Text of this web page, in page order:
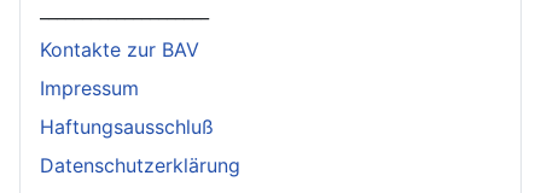
Kontakte zur BAV
Impressum
Haftungsausschluß
Datenschutzerklärung